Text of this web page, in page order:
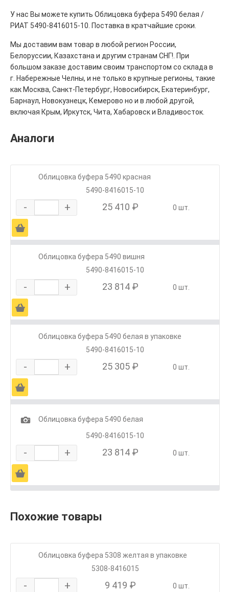
У нас Вы можете купить Облицовка буфера 5490 белая /
РИАТ 5490-8416015-10. Поставка в кратчайшие сроки.
Мы доставим вам товар в любой регион России,
Белоруссии, Казахстана и другим странам СНГ!. При
большом заказе доставим своим транспортом со склада в
г. Набережные Челны, и не только в крупные регионы, такие
как Москва, Санкт-Петербург, Новосибирск, Екатеринбург,
Барнаул, Новокузнецк, Кемерово но и в любой другой,
включая Крым, Иркутск, Чита, Хабаровск и Владивосток.
Аналоги
Облицовка буфера 5490 красная
5490-8416015-10
- + 25 410 ₽ 0 шт.
Ä
Облицовка буфера 5490 вишня
5490-8416015-10
- + 23 814 ₽ 0 шт.
Ä
Облицовка буфера 5490 белая в упаковке
5490-8416015-10
- + 25 305 ₽ 0 шт.
Ä
1
Облицовка буфера 5490 белая
5490-8416015-10
- + 23 814 ₽ 0 шт.
Ä
Похожие товары
Облицовка буфера 5308 желтая в упаковке
5308-8416015
- + 9 419 ₽ 0 шт.